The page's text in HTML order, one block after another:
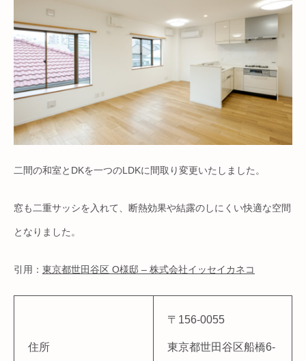
二間の和室とDKを一つのLDKに間取り変更いたしました。
窓も二重サッシを入れて、断熱効果や結露のしにくい快適な空間
となりました。
引用： 東京都世田谷区 O様邸 – 株式会社イッセイカネコ
住所
〒156-0055
東京都世田谷区船橋6-